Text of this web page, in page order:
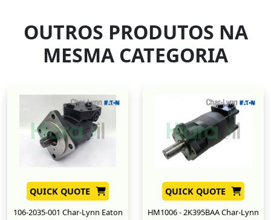
OUTROS PRODUTOS NA
MESMA CATEGORIA
QUICK QUOTE
106-2035-001 Char-Lynn Eaton
QUICK QUOTE
HM1006 - 2K395BAA Char-Lynn